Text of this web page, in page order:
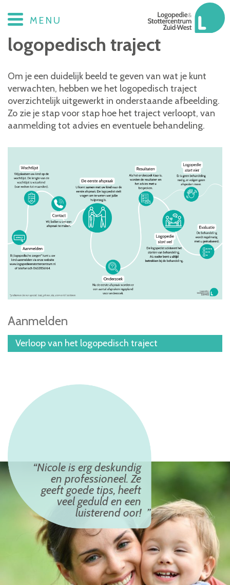
MENU
Verloop van het
logopedisch traject
Om je een duidelijk beeld te geven van wat je kunt
verwachten, hebben we het logopedisch traject
overzichtelijk uitgewerkt in onderstaande afbeelding.
Zo zie je stap voor stap hoe het traject verloopt, van
aanmelding tot advies en eventuele behandeling.
Aanmelden
Verloop van het logopedisch traject
Nicole is erg deskundig
en professioneel. Ze
geeft goede tips, heeft
veel geduld en een
luisterend oor!